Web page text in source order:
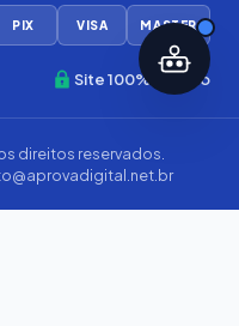
PIX VISA MASTER
Site 100% Seguro
direitos reservados.